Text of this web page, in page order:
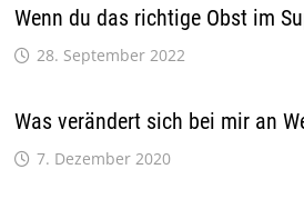
Wenn du das richtige Obst im
28. September 2022
Was verändert sich bei mir an
7. Dezember 2020